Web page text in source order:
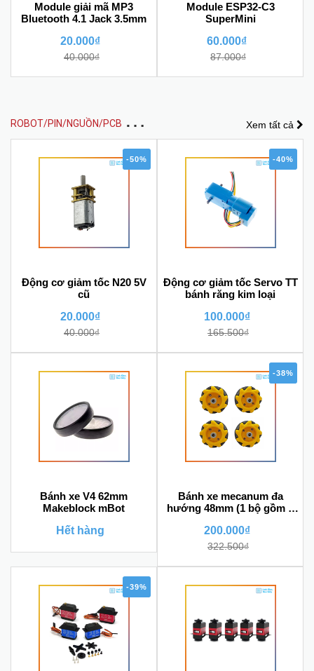
Module giải mã MP3
Bluetooth 4.1 Jack 3.5mm
20.000₫
40.000₫
Module ESP32-C3
SuperMini
60.000₫
87.000₫
R
OBOT/PIN/NGUỒN/PCB MẠCH IN Xem tất cả
-50%
Động cơ giảm tốc N20 5V
cũ
20.000₫
40.000₫
-40%
Động cơ giảm tốc Servo TT
bánh răng kim loại
100.000₫
165.500₫
Bánh xe V4 62mm
Makeblock mBot
Hết hàng
-38%
Bánh xe mecanum đa
hướng 48mm (1 bộ gồm 4
xe)
200.000₫
322.500₫
-39%